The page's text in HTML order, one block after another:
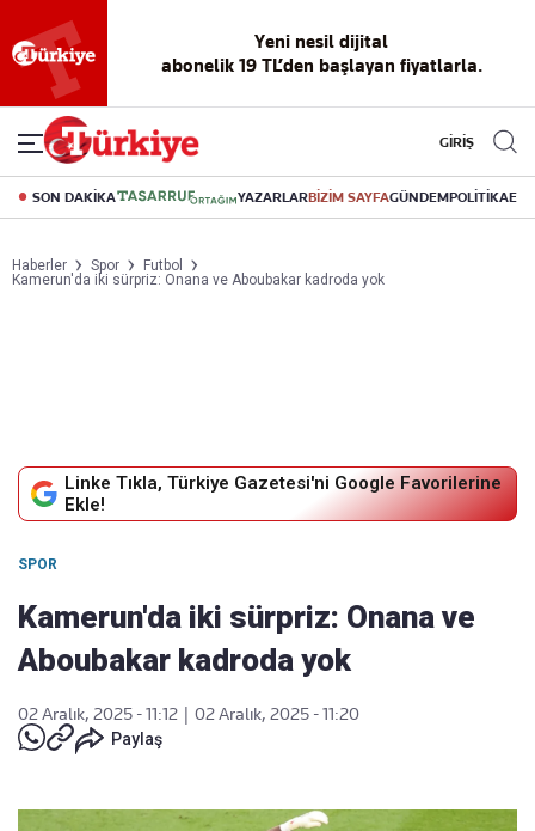
Yeni nesil dijital
abonelik 19 TL’den başlayan fiyatlarla.
GİRİŞ
SON DAKİKA YAZARLARBİZİM SAYFAGÜNDEMPOLİTİKA
Haberler Spor
Futbol
Kamerun'da iki sürpriz: Onana ve Aboubakar kadroda yok
Linke Tıkla, Türkiye Gazetesi'ni Google Favorilerine
Ekle!
SPOR
Kamerun'da iki sürpriz: Onana ve
Aboubakar kadroda yok
02 Aralık, 2025 - 11:12
02 Aralık, 2025 - 11:20
Paylaş